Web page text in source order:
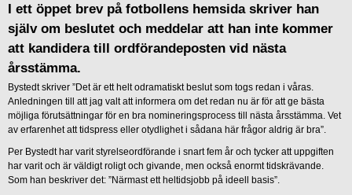
I ett öppet brev på fotbollens hemsida skriver han
själv om beslutet och meddelar att han inte kommer
att kandidera till ordförandeposten vid nästa
årsstämma.
Bystedt skriver ”Det är ett helt odramatiskt beslut som togs redan i våras.
Anledningen till att jag valt att informera om det redan nu är för att ge bästa
möjliga förutsättningar för en bra nomineringsprocess till nästa årsstämma. Vet
av erfarenhet att tidspress eller otydlighet i sådana här frågor aldrig är bra”.
Per Bystedt har varit styrelseordförande i snart fem år och tycker att uppgiften
har varit och är väldigt roligt och givande, men också enormt tidskrävande.
Som han beskriver det: ”Närmast ett heltidsjobb på ideell basis”.